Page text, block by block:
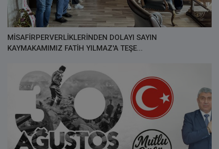
MİSAFİRPERVERLİKLERİNDEN DOLAYI SAYIN
KAYMAKAMIMIZ FATİH YILMAZ'A TEŞE...